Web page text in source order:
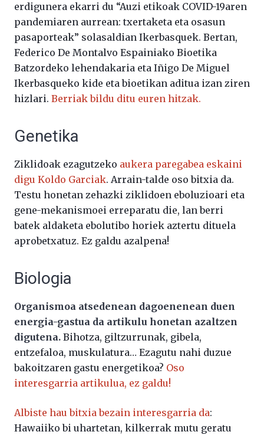
erdigunera ekarri du “Auzi etikoak COVID-19aren
pandemiaren aurrean: txertaketa eta osasun
pasaporteak” solasaldian Ikerbasquek. Bertan,
Federico De Montalvo Espainiako Bioetika
Batzordeko lehendakaria eta Iñigo De Miguel
Ikerbasqueko kide eta bioetikan aditua izan ziren
hizlari. Berriak bildu ditu euren hitzak.
Genetika
Ziklidoak ezagutzeko aukera paregabea eskaini
digu Koldo Garciak. Arrain-talde oso bitxia da.
Testu honetan zehazki ziklidoen eboluzioari eta
gene-mekanismoei erreparatu die, lan berri
batek aldaketa ebolutibo horiek aztertu dituela
aprobetxatuz. Ez galdu azalpena!
Biologia
Organismoa atsedenean dagoenenean duen
energia-gastua da artikulu honetan azaltzen
digutena. Bihotza, giltzurrunak, gibela,
entzefaloa, muskulatura… Ezagutu nahi duzue
bakoitzaren gastu energetikoa? Oso
interesgarria artikulua, ez galdu!
Albiste hau bitxia bezain interesgarria da:
Hawaiiko bi uhartetan, kilkerrak mutu geratu